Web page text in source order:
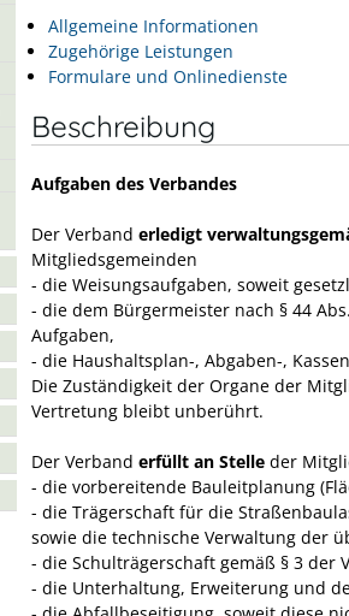
Allgemeine Informationen
Zugehörige Leistungen
Formulare und Onlinedienste
Beschreibung
Aufgaben des Verbandes
Der Verband erledigt
Mitgliedsgemeinden
- die Weisungsaufgaben, soweit
- die dem Bürgermeister nach § 44
Aufgaben,
- die Haushaltsplan-, Abgaben-,
Die Zuständigkeit der Organe der
Vertretung bleibt unberührt.
Der Verband erfüllt an Stelle der
- die vorbereitende Bauleitplanung
- die Trägerschaft für die
sowie die technische Verwaltung der
- die Schulträgerschaft gemäß § 3 der
- die Unterhaltung, Erweiterung und